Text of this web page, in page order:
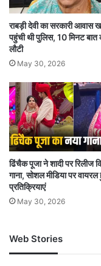
राबड़ी देवी का सरकारी आवास
पहुंची थी पुलिस, 10 मिनट बात
लौटी
May 30, 2026
ढिंचैक पूजा ने शादी पर रिलीज
गाना, सोशल मीडिया पर
प्रतिक्रियाएं
May 30, 2026
Web Stories
जम्मू-कश्मीर में बारिश से
अपडेट